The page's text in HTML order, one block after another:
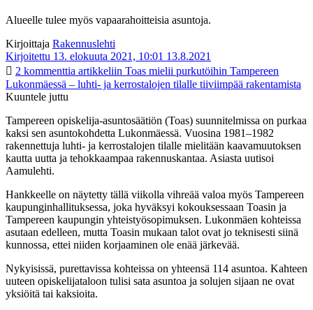
Alueelle tulee myös vapaarahoitteisia asuntoja.
Kirjoittaja Rakennuslehti
Kirjoitettu 13. elokuuta 2021, 10:01 13.8.2021
2 kommenttia artikkeliin Toas mielii purkutöihin Tampereen
Lukonmäessä – luhti- ja kerrostalojen tilalle tiiviimpää rakentamista
Kuuntele juttu
Tampereen opiskelija-asuntosäätiön (Toas) suunnitelmissa on purkaa
kaksi sen asuntokohdetta Lukonmäessä. Vuosina 1981–1982
rakennettuja luhti- ja kerrostalojen tilalle mielitään kaavamuutoksen
kautta uutta ja tehokkaampaa rakennuskantaa. Asiasta uutisoi
Aamulehti.
Hankkeelle on näytetty tällä viikolla vihreää valoa myös Tampereen
kaupunginhallituksessa, joka hyväksyi kokouksessaan Toasin ja
Tampereen kaupungin yhteistyösopimuksen. Lukonmäen kohteissa
asutaan edelleen, mutta Toasin mukaan talot ovat jo teknisesti siinä
kunnossa, ettei niiden korjaaminen ole enää järkevää.
Nykyisissä, purettavissa kohteissa on yhteensä 114 asuntoa. Kahteen
uuteen opiskelijataloon tulisi sata asuntoa ja solujen sijaan ne ovat
yksiöitä tai kaksioita.